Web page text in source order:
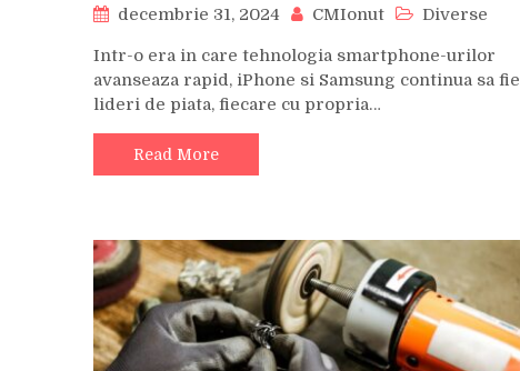
decembrie 31, 2024 CMIonut Diverse
Intr-o era in care tehnologia smartphone-urilor
avanseaza rapid, iPhone si Samsung continua sa fie
lideri de piata, fiecare cu propria…
Read More